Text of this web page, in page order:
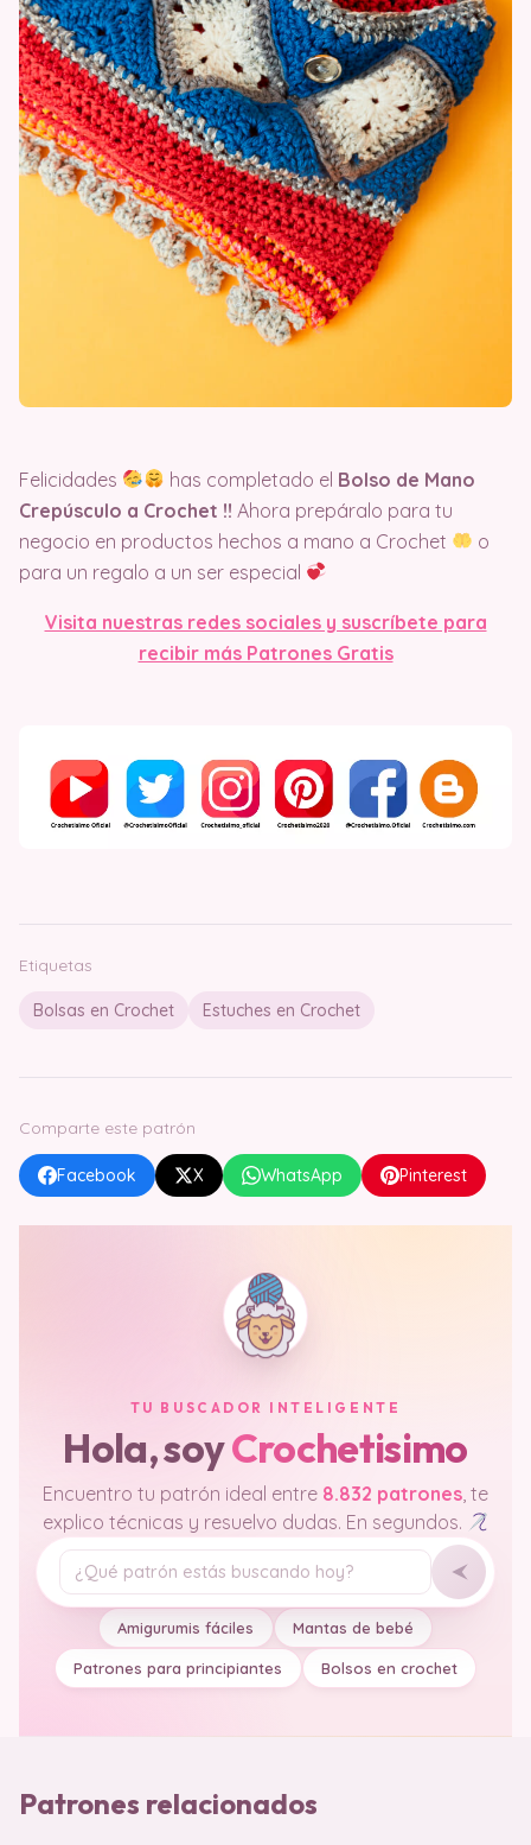
Felicidades has completado el Bolso de Mano
Crepúsculo a Crochet !! Ahora prepáralo para tu
negocio en productos hechos a mano a Crochet
o
para un regalo a un ser especial
Visita nuestras redes sociales y suscríbete para
recibir más Patrones Gratis
Etiquetas
Bolsas en Crochet Estuches en Crochet
Comparte este patrón
Facebook X WhatsApp Pinterest
TU BUSCADOR INTELIGENTE
Hola, soyCrochetisimo
Encuentro tu patrón ideal entre 8.832 patrones, te
explico técnicas y resuelvo dudas. En segundos.
Tu pregunta
Amigurumis fáciles Mantas de bebé
Patrones para principiantes Bolsos en crochet
Patrones relacionados